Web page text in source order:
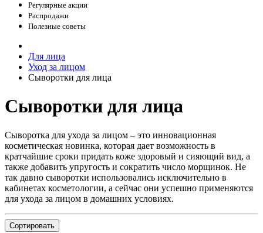
Регулярные акции
Распродажи
Полезные советы
Для лица
Уход за лицом
Сыворотки для лица
Сыворотки для лица
Сыворотка для ухода за лицом – это инновационная
косметическая новинка, которая дает возможность в
кратчайшие сроки придать коже здоровый и сияющий вид, а
также добавить упругость и сократить число морщинок. Не
так давно сыворотки использовались исключительно в
кабинетах косметологии, а сейчас они успешно применяются
для ухода за лицом в домашних условиях.
Сортировать